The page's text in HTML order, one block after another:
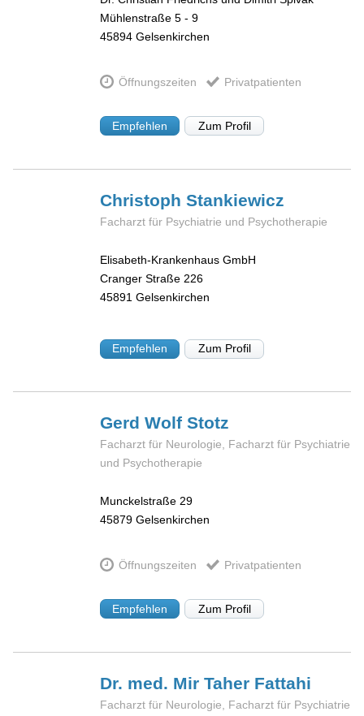
Mühlenstraße 5 - 9
45894 Gelsenkirchen
Öffnungszeiten Privatpatienten
Empfehlen Zum Profil
ChristophStankiewicz
Facharzt für Psychiatrie und Psychotherapie
Elisabeth-Krankenhaus GmbH
Cranger Straße 226
45891 Gelsenkirchen
Empfehlen Zum Profil
Gerd WolfStotz
Facharzt für Neurologie, Facharzt für Psychiatrie
und Psychotherapie
Munckelstraße 29
45879 Gelsenkirchen
Öffnungszeiten Privatpatienten
Empfehlen Zum Profil
Dr. med. MirTaher Fattahi
Facharzt für Neurologie, Facharzt für Psychiatrie